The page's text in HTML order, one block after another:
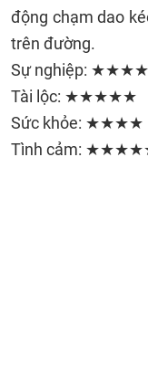
động chạm dao
trên đường.
Sự nghiệp: ★★★★
Tài lộc: ★★★★★
Sức khỏe: ★★★★
Tình cảm: